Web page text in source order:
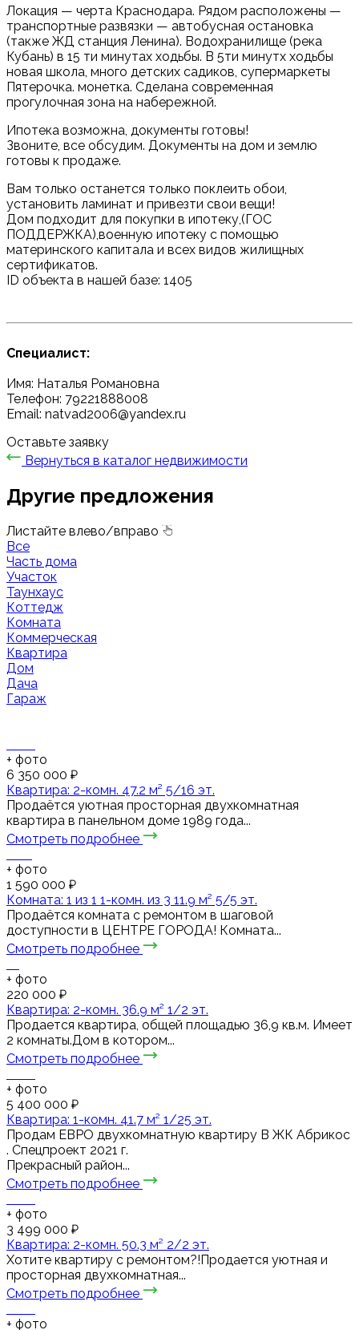
Локация — черта Краснодара. Рядом расположены —
транспортные развязки — автобусная остановка
(также ЖД станция Ленина). Водохранилище (река
Кубань) в 15 ти минутах ходьбы. В 5ти минутх ходьбы
новая школа, много детских садиков, супермаркеты
Пятерочка. монетка. Сделана современная
прогулочная зона на набережной.
Ипотека возможна, документы готовы!
Звоните, все обсудим. Дoкумeнты нa дoм и землю
готовы к пpoдажe.
Вам только останется только поклеить обои,
установить ламинат и привезти свои вещи!
Дом подходит для покупки в ипотеку,(ГОС
ПОДДЕРЖКА),военную ипотеку с помощью
материнского капитала и всех видов жилищных
сертификатов.
ID объекта в нашей базе: 1405
Специалист:
Имя: Наталья Романовна
Телефон: 79221888008
Email: natvad2006@yandex.ru
Оставьте заявку
Вернуться в каталог недвижимости
Другие предложения
Листайте влево/вправо
Все
Часть дома
Участок
Таунхаус
Коттедж
Комната
Коммерческая
Квартира
Дом
Дача
Гараж
+ фото
6 350 000 ₽
Квартира: 2-комн. 47.2 м² 5/16 эт.
Продаётся уютная просторная двухкомнатная
квартира в панельном доме 1989 года...
Смотреть подробнее
+ фото
1 590 000 ₽
Комната: 1 из 1 1-комн. из 3 11.9 м² 5/5 эт.
Продаётся комната с ремонтом в шаговой
доступности в ЦЕНТРЕ ГОРОДА! Комната...
Смотреть подробнее
+ фото
220 000 ₽
Квартира: 2-комн. 36.9 м² 1/2 эт.
Продается квартира, общей площадью 36,9 кв.м. Имеет
2 комнаты.Дом в котором...
Смотреть подробнее
+ фото
5 400 000 ₽
Квартира: 1-комн. 41.7 м² 1/25 эт.
Пpодaм ЕВРО двухкомнaтную квapтиру В ЖК Абрикос
. Спецпроект 2021 г.
Прекрасный район...
Смотреть подробнее
+ фото
3 499 000 ₽
Квартира: 2-комн. 50.3 м² 2/2 эт.
Хотите квартиру с ремонтом?!Продается уютная и
просторная двухкомнатная...
Смотреть подробнее
+ фото